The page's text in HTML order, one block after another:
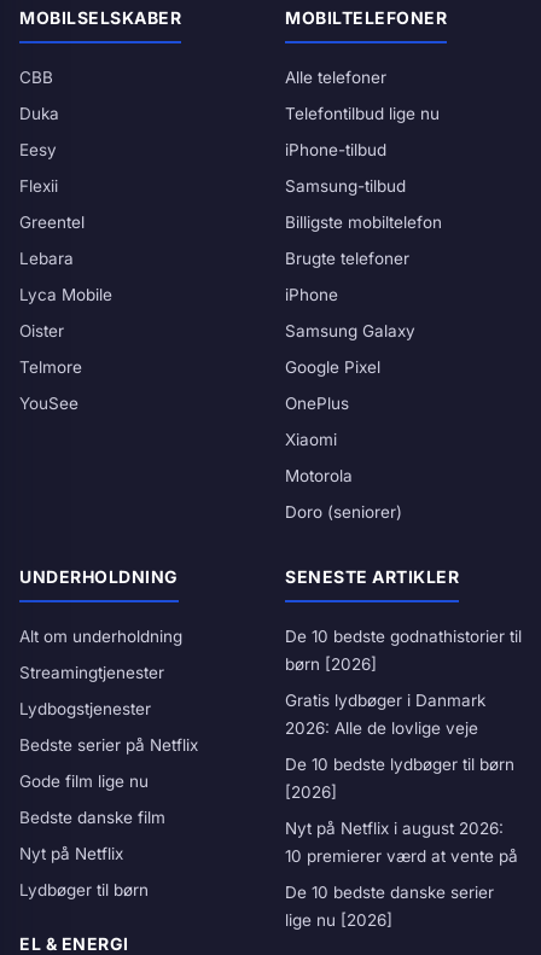
MOBILSELSKABER
CBB
Duka
Eesy
Flexii
Greentel
Lebara
Lyca Mobile
Oister
Telmore
YouSee
MOBILTELEFONER
Alle telefoner
Telefontilbud lige nu
iPhone-tilbud
Samsung-tilbud
Billigste mobiltelefon
Brugte telefoner
iPhone
Samsung Galaxy
Google Pixel
OnePlus
Xiaomi
Motorola
Doro (seniorer)
UNDERHOLDNING
Alt om underholdning
Streamingtjenester
Lydbogstjenester
Bedste serier på Netflix
Gode film lige nu
Bedste danske film
Nyt på Netflix
Lydbøger til børn
EL & ENERGI
SENESTE ARTIKLER
De 10 bedste godnathistorier til
børn [2026]
Gratis lydbøger i Danmark
2026: Alle de lovlige veje
De 10 bedste lydbøger til børn
[2026]
Nyt på Netflix i august 2026:
10 premierer værd at vente på
De 10 bedste danske serier
lige nu [2026]